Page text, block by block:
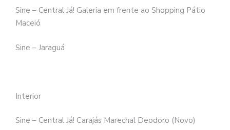
Sine – Central Já! Galeria em frente ao Shopping Pátio
Maceió
Sine – Jaraguá
Interior
Sine – Central Já! Carajás Marechal Deodoro (Novo)